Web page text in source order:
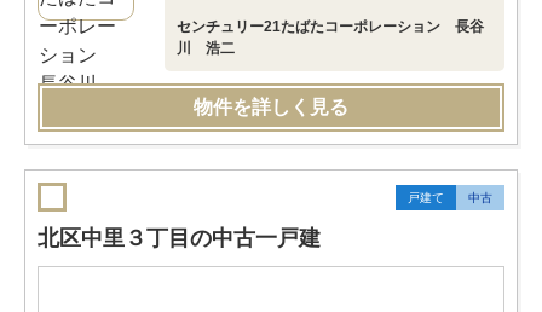
センチュリー21たばたコーポレーション 長谷
川 浩二
物件を詳しく見る
戸建て 中古
北区中里３丁目の中古一戸建